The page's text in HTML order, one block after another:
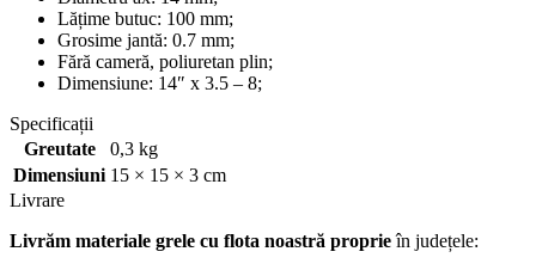
Lățime butuc: 100 mm;
Grosime jantă: 0.7 mm;
Fără cameră, poliuretan plin;
Dimensiune: 14″ x 3.5 – 8;
Specificații
Greutate
0,3 kg
Dimensiuni 15 × 15 × 3 cm
Livrare
Livrăm materiale grele cu flota noastră proprieîn județele: